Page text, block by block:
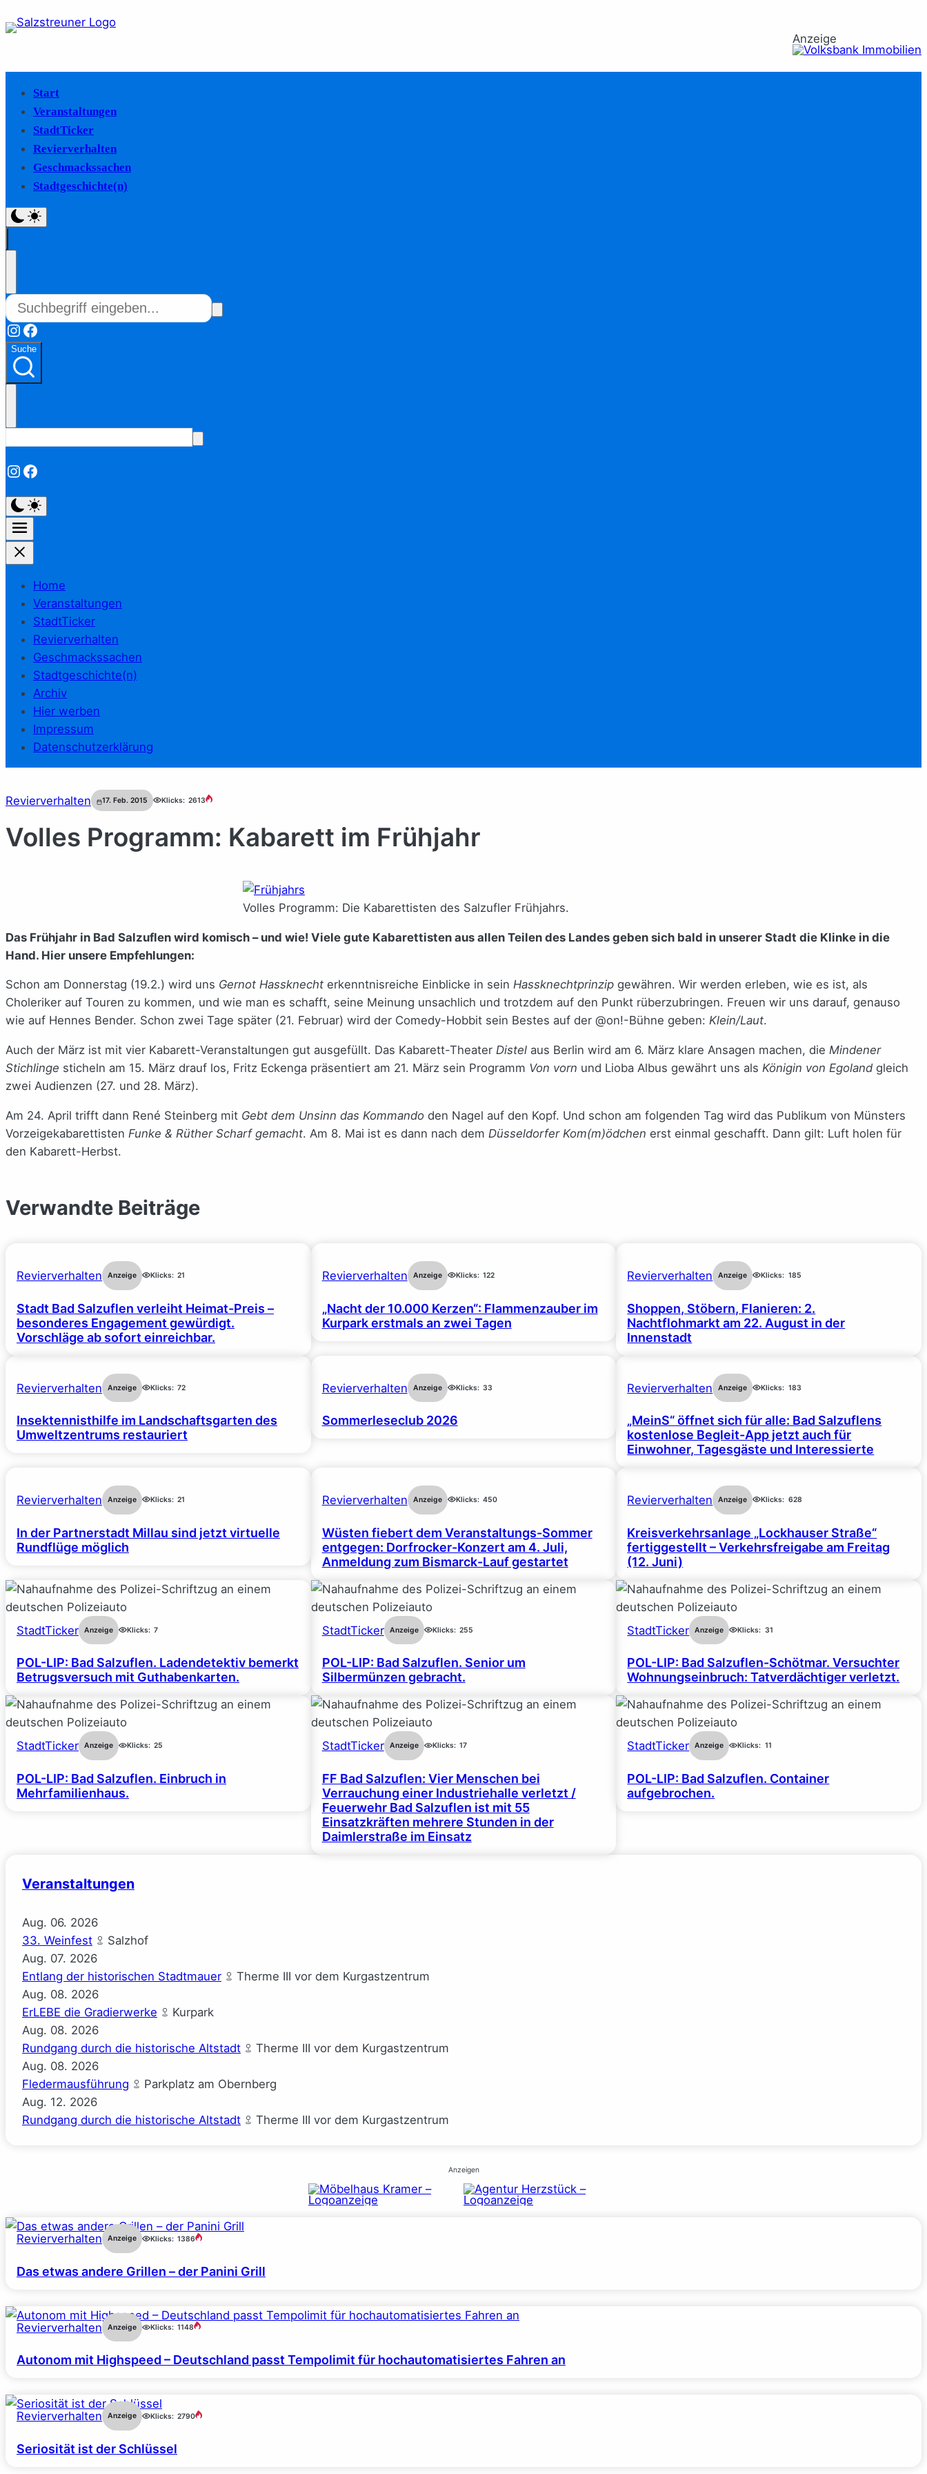
Anzeige
Start
Veranstaltungen
StadtTicker
Revierverhalten
Geschmackssachen
Stadtgeschichte(n)
Instagram
Facebook
Suche
Instagram
Facebook
Home
Veranstaltungen
StadtTicker
Revierverhalten
Geschmackssachen
Stadtgeschichte(n)
Archiv
Hier werben
Impressum
Datenschutzerklärung
Revierverhalten 17. Feb. 2015 Klicks: 2613
Volles Programm: Kabarett im Frühjahr
Volles Programm: Die Kabarettisten des Salzufler Frühjahrs.
Das Frühjahr in Bad Salzuflen wird komisch – und wie! Viele gute Kabarettisten aus allen Teilen des Landes geben sich bald in unserer Stadt die Klinke in die
Hand. Hier unsere Empfehlungen:
Schon am Donnerstag (19.2.) wird uns Gernot Hassknecht erkenntnisreiche Einblicke in sein Hassknechtprinzip gewähren. Wir werden erleben, wie es ist, als
Choleriker auf Touren zu kommen, und wie man es schafft, seine Meinung unsachlich und trotzdem auf den Punkt rüberzubringen. Freuen wir uns darauf, genauso
wie auf Hennes Bender. Schon zwei Tage später (21. Februar) wird der Comedy-Hobbit sein Bestes auf der @on!-Bühne geben: Klein/Laut.
Auch der März ist mit vier Kabarett-Veranstaltungen gut ausgefüllt. Das Kabarett-Theater Distel aus Berlin wird am 6. März klare Ansagen machen, die Mindener
Stichlinge sticheln am 15. März drauf los, Fritz Eckenga präsentiert am 21. März sein Programm Von vorn und Lioba Albus gewährt uns als Königin von Egoland gleich
zwei Audienzen (27. und 28. März).
Am 24. April trifft dann René Steinberg mit Gebt dem Unsinn das Kommando den Nagel auf den Kopf. Und schon am folgenden Tag wird das Publikum von Münsters
Vorzeigekabarettisten Funke & Rüther Scharf gemacht. Am 8. Mai ist es dann nach dem Düsseldorfer ­Kom(m)­ödchen erst einmal geschafft. Dann gilt: Luft holen für
den Kabarett-Herbst.
Verwandte Beiträge
Revierverhalten Anzeige Klicks: 21
Stadt Bad Salzuflen verleiht Heimat-Preis –
besonderes Engagement gewürdigt.
Vorschläge ab sofort einreichbar.
Revierverhalten Anzeige Klicks: 122
„Nacht der 10.000 Kerzen“: Flammenzauber im
Kurpark erstmals an zwei Tagen
Revierverhalten Anzeige Klicks: 185
Shoppen, Stöbern, Flanieren: 2.
Nachtflohmarkt am 22. August in der
Innenstadt
Revierverhalten Anzeige Klicks: 72
Insektennisthilfe im Landschaftsgarten des
Umweltzentrums restauriert
Revierverhalten Anzeige Klicks: 33
Sommerleseclub 2026
Revierverhalten Anzeige Klicks: 183
„MeinS“ öffnet sich für alle: Bad Salzuflens
kostenlose Begleit-App jetzt auch für
Einwohner, Tagesgäste und Interessierte
Revierverhalten Anzeige Klicks: 21
In der Partnerstadt Millau sind jetzt virtuelle
Rundflüge möglich
Revierverhalten Anzeige Klicks: 450
Wüsten fiebert dem Veranstaltungs-Sommer
entgegen: Dorfrocker-Konzert am 4. Juli,
Anmeldung zum Bismarck-Lauf gestartet
Revierverhalten Anzeige Klicks: 628
Kreisverkehrsanlage „Lockhauser Straße“
fertiggestellt – Verkehrsfreigabe am Freitag
(12. Juni)
StadtTicker Anzeige Klicks: 7
POL-LIP: Bad Salzuflen. Ladendetektiv bemerkt
Betrugsversuch mit Guthabenkarten.
StadtTicker Anzeige Klicks: 255
POL-LIP: Bad Salzuflen. Senior um
Silbermünzen gebracht.
StadtTicker Anzeige Klicks: 31
POL-LIP: Bad Salzuflen-Schötmar. Versuchter
Wohnungseinbruch: Tatverdächtiger verletzt.
StadtTicker Anzeige Klicks: 25
POL-LIP: Bad Salzuflen. Einbruch in
Mehrfamilienhaus.
StadtTicker Anzeige Klicks: 17
FF Bad Salzuflen: Vier Menschen bei
Verrauchung einer Industriehalle verletzt /
Feuerwehr Bad Salzuflen ist mit 55
Einsatzkräften mehrere Stunden in der
Daimlerstraße im Einsatz
StadtTicker Anzeige Klicks: 11
POL-LIP: Bad Salzuflen. Container
aufgebrochen.
Veranstaltungen
Aug. 06. 2026
33. Weinfest
Salzhof
Aug. 07. 2026
Entlang der historischen Stadtmauer
Therme III vor dem Kurgastzentrum
Aug. 08. 2026
ErLEBE die Gradierwerke
Kurpark
Aug. 08. 2026
Rundgang durch die historische Altstadt
Therme III vor dem Kurgastzentrum
Aug. 08. 2026
Fledermausführung
Parkplatz am Obernberg
Aug. 12. 2026
Rundgang durch die historische Altstadt
Therme III vor dem Kurgastzentrum
Anzeigen
Revierverhalten Anzeige Klicks: 1386
Das etwas andere Grillen – der Panini Grill
Revierverhalten Anzeige Klicks: 1148
Autonom mit Highspeed – Deutschland passt Tempolimit für hochautomatisiertes Fahren an
Revierverhalten Anzeige Klicks: 2790
Seriosität ist der Schlüssel